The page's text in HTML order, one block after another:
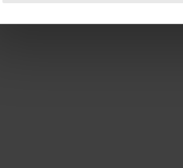
We gebruiken cookies om
media, adverteren en analyse.
verstrekt of die ze hebben